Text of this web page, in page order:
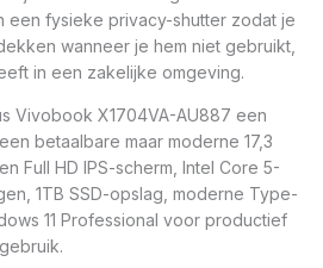
een fysieke privacy-shutter zodat je
wanneer je hem niet gebruikt,
in een zakelijke omgeving.
Vivobook X1704VA-AU887 een
betaalbare maar moderne 17,3
Full HD IPS-scherm, Intel Core 5-
1TB SSD-opslag, moderne Type-
11 Professional voor productief